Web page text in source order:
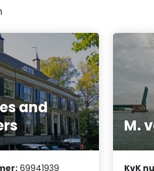
and
69941939
M.
KvK